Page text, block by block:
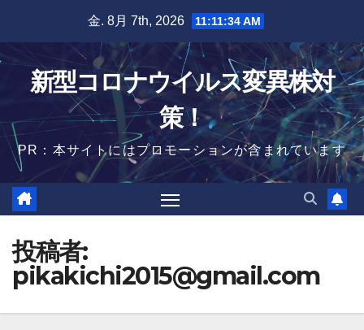
content
金. 8月 7th, 2026 11:11:35 AM
新型コロナウイルス変異株対
策！
PR：本サイトにはプロモーションが含まれています
投稿者:
pikakichi2015@gmail.com